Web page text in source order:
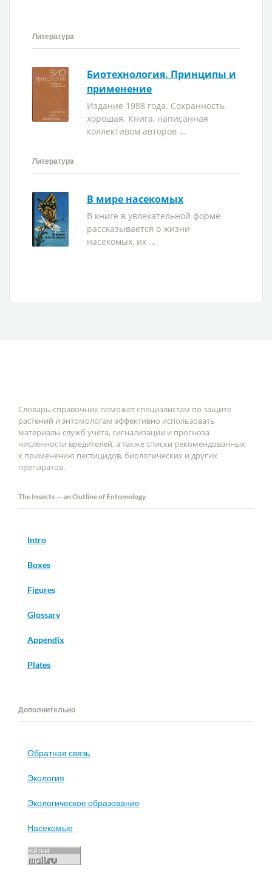
Литература
Биотехнология. Принципы и
применение
Издание 1988 года. Сохранность
хорошая. Книга, написанная
коллективом авторов ...
Литература
В мире насекомых
В книге в увлекательной форме
рассказывается о жизни
насекомых, их ...
Словарь-справочник поможет специалистам по защите
растений и энтомологам эффективно использовать
материалы служб учёта, сигнализации и прогноза
численности вредителей, а также списки рекомендованных
к применению пестицидов, биологических и других
препаратов.
The Insects — an Outline of Entomology
Intro
Boxes
Figures
Glossary
Appendix
Plates
Дополнительно
Обратная связь
Экология
Экологическое образование
Насекомые